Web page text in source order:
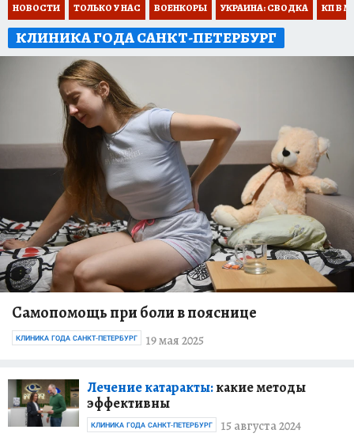
НОВОСТИ ТОЛЬКО У НАС ВОЕНКОРЫ УКРАИНА: СВОДКА КП В
КЛИНИКА ГОДА САНКТ-ПЕТЕРБУРГ
Самопомощь при боли в пояснице
19 мая 2025
КЛИНИКА ГОДА САНКТ-ПЕТЕРБУРГ
Лечение катаракты:какие методы
эффективны
15 августа 2024
КЛИНИКА ГОДА САНКТ-ПЕТЕРБУРГ